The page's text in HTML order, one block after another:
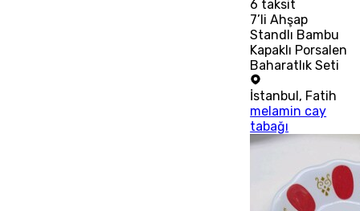
6 taksit
7’li Ahşap
Standlı Bambu
Kapaklı Porsalen
Baharatlık Seti
İstanbul , Fatih
melamin cay
tabağı